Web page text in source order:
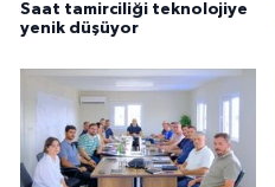
Saat tamirciliği teknolojiye
yenik düşüyor